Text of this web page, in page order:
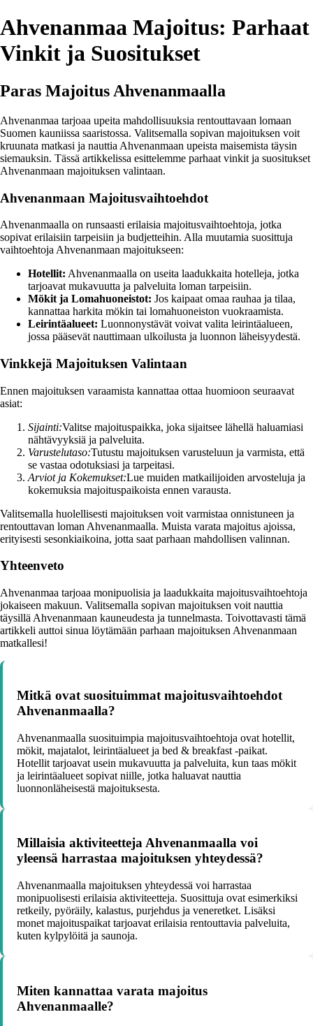
Ahvenanmaa Majoitus: Parhaat
Vinkit ja Suositukset
Paras Majoitus Ahvenanmaalla
Ahvenanmaa tarjoaa upeita mahdollisuuksia rentouttavaan lomaan
Suomen kauniissa saaristossa. Valitsemalla sopivan majoituksen voit
kruunata matkasi ja nauttia Ahvenanmaan upeista maisemista täysin
siemauksin. Tässä artikkelissa esittelemme parhaat vinkit ja suositukset
Ahvenanmaan majoituksen valintaan.
Ahvenanmaan Majoitusvaihtoehdot
Ahvenanmaalla on runsaasti erilaisia majoitusvaihtoehtoja, jotka
sopivat erilaisiin tarpeisiin ja budjetteihin. Alla muutamia suosittuja
vaihtoehtoja Ahvenanmaan majoitukseen:
Hotellit: Ahvenanmaalla on useita laadukkaita hotelleja, jotka
tarjoavat mukavuutta ja palveluita loman tarpeisiin.
Mökit ja Lomahuoneistot: Jos kaipaat omaa rauhaa ja tilaa,
kannattaa harkita mökin tai lomahuoneiston vuokraamista.
Leirintäalueet: Luonnonystävät voivat valita leirintäalueen,
jossa pääsevät nauttimaan ulkoilusta ja luonnon läheisyydestä.
Vinkkejä Majoituksen Valintaan
Ennen majoituksen varaamista kannattaa ottaa huomioon seuraavat
asiat:
Sijainti:Valitse majoituspaikka, joka sijaitsee lähellä haluamiasi
nähtävyyksiä ja palveluita.
Varustelutaso:Tutustu majoituksen varusteluun ja varmista, että
se vastaa odotuksiasi ja tarpeitasi.
Arviot ja Kokemukset:Lue muiden matkailijoiden arvosteluja ja
kokemuksia majoituspaikoista ennen varausta.
Valitsemalla huolellisesti majoituksen voit varmistaa onnistuneen ja
rentouttavan loman Ahvenanmaalla. Muista varata majoitus ajoissa,
erityisesti sesonkiaikoina, jotta saat parhaan mahdollisen valinnan.
Yhteenveto
Ahvenanmaa tarjoaa monipuolisia ja laadukkaita majoitusvaihtoehtoja
jokaiseen makuun. Valitsemalla sopivan majoituksen voit nauttia
täysillä Ahvenanmaan kauneudesta ja tunnelmasta. Toivottavasti tämä
artikkeli auttoi sinua löytämään parhaan majoituksen Ahvenanmaan
matkallesi!
Mitkä ovat suosituimmat majoitusvaihtoehdot
Ahvenanmaalla?
Ahvenanmaalla suosituimpia majoitusvaihtoehtoja ovat hotellit,
mökit, majatalot, leirintäalueet ja bed & breakfast -paikat.
Hotellit tarjoavat usein mukavuutta ja palveluita, kun taas mökit
ja leirintäalueet sopivat niille, jotka haluavat nauttia
luonnonläheisestä majoituksesta.
Millaisia aktiviteetteja Ahvenanmaalla voi
yleensä harrastaa majoituksen yhteydessä?
Ahvenanmaalla majoituksen yhteydessä voi harrastaa
monipuolisesti erilaisia aktiviteetteja. Suosittuja ovat esimerkiksi
retkeily, pyöräily, kalastus, purjehdus ja veneretket. Lisäksi
monet majoituspaikat tarjoavat erilaisia rentouttavia palveluita,
kuten kylpylöitä ja saunoja.
Miten kannattaa varata majoitus
Ahvenanmaalle?